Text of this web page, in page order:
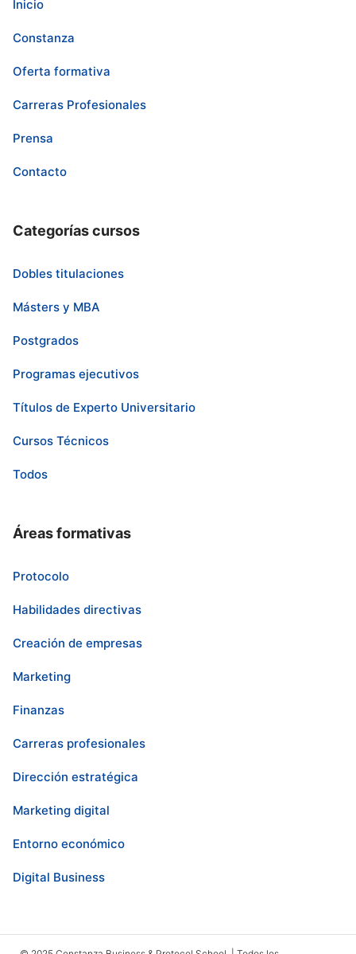
Inicio
Constanza
Oferta formativa
Carreras Profesionales
Prensa
Contacto
Categorías cursos
Dobles titulaciones
Másters y MBA
Postgrados
Programas ejecutivos
Títulos de Experto Universitario
Cursos Técnicos
Todos
Áreas formativas
Protocolo
Habilidades directivas
Creación de empresas
Marketing
Finanzas
Carreras profesionales
Dirección estratégica
Marketing digital
Entorno económico
Digital Business